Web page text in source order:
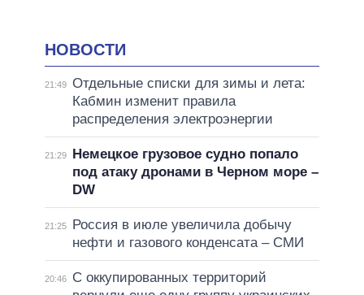
НОВОСТИ
21:49 Отдельные списки для зимы и лета:
Кабмин изменит правила
распределения электроэнергии
21:29
Немецкое грузовое судно попало
под атаку дронами в Черном море –
DW
21:25
Россия в июле увеличила добычу
нефти и газового конденсата – СМИ
20:46
С оккупированных территорий